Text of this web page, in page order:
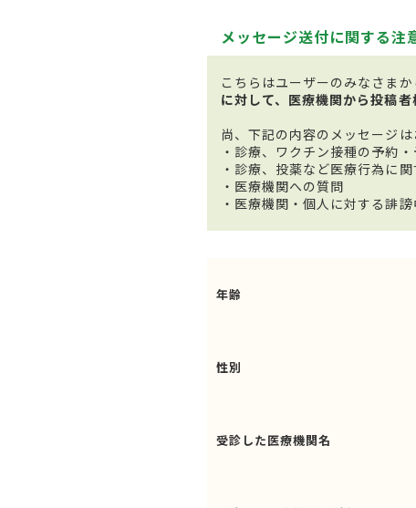
メッセージ送付に関する注
こちらはユーザーのみなさま
に対して、医療機関から投稿
尚、下記の内容のメッセージ
・診療、ワクチン接種の予約
・診療、投薬など医療行為に
・医療機関への質問
・医療機関・個人に対する誹
年齢
性別
受診した医療機関名